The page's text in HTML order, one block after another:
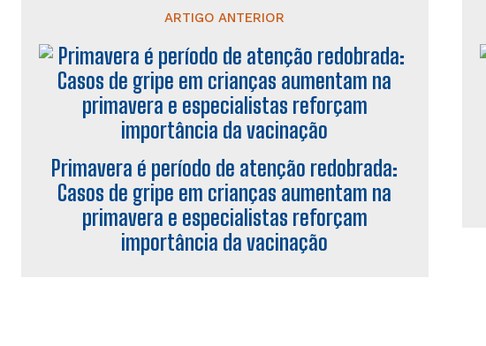
ARTIGO ANTERIOR
Primavera é período de atenção redobrada:
Casos de gripe em crianças aumentam na
primavera e especialistas reforçam
importância da vacinação